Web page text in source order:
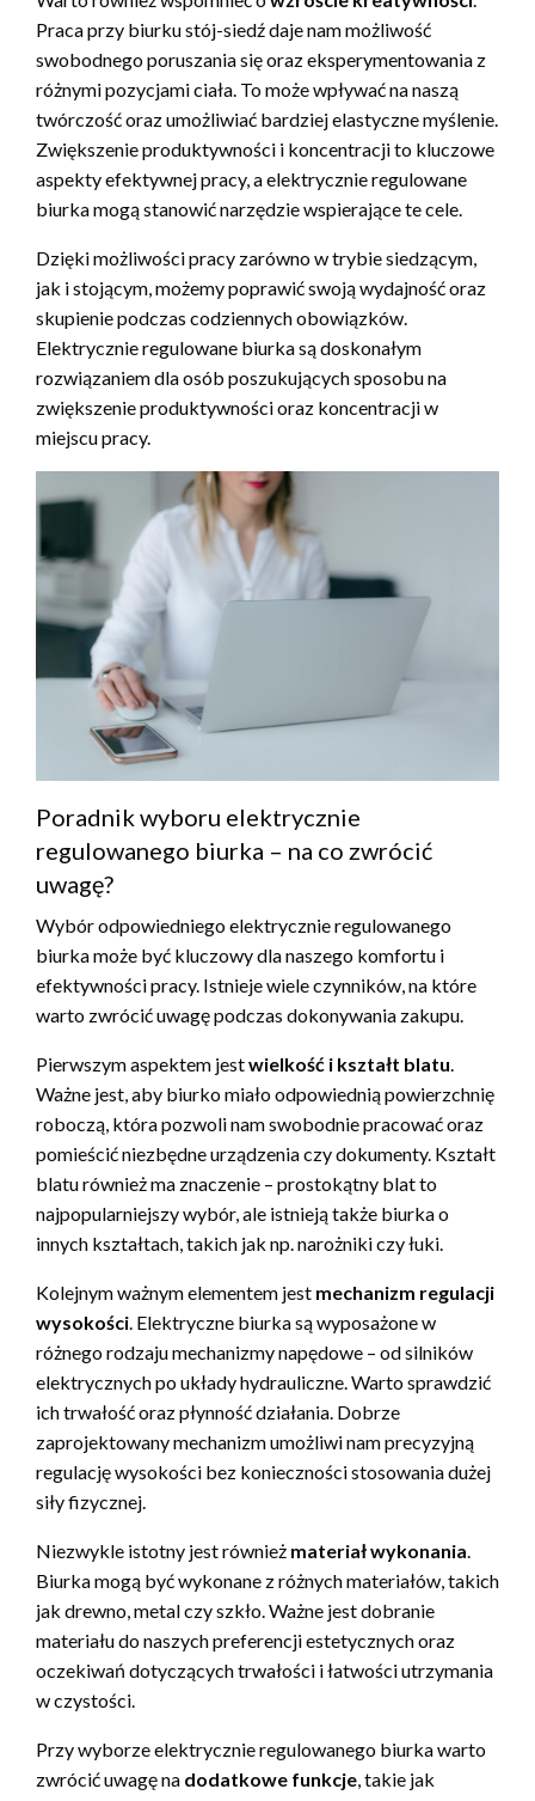
Praca przy biurku stój-siedź daje nam możliwość
swobodnego poruszania się oraz eksperymentowania z
różnymi pozycjami ciała. To może wpływać na naszą
twórczość oraz umożliwiać bardziej elastyczne myślenie.
Zwiększenie produktywności i koncentracji to kluczowe
aspekty efektywnej pracy, a elektrycznie regulowane
biurka mogą stanowić narzędzie wspierające te cele.
Dzięki możliwości pracy zarówno w trybie siedzącym,
jak i stojącym, możemy poprawić swoją wydajność oraz
skupienie podczas codziennych obowiązków.
Elektrycznie regulowane biurka są doskonałym
rozwiązaniem dla osób poszukujących sposobu na
zwiększenie produktywności oraz koncentracji w
miejscu pracy.
Poradnik wyboru elektrycznie
regulowanego biurka – na co zwrócić
uwagę?
Wybór odpowiedniego elektrycznie regulowanego
biurka może być kluczowy dla naszego komfortu i
efektywności pracy. Istnieje wiele czynników, na które
warto zwrócić uwagę podczas dokonywania zakupu.
Pierwszym aspektem jestwielkość i kształt blatu
Ważne jest, aby biurko miało odpowiednią powierzchnię
roboczą, która pozwoli nam swobodnie pracować oraz
pomieścić niezbędne urządzenia czy dokumenty. Kształt
blatu również ma znaczenie – prostokątny blat to
najpopularniejszy wybór, ale istnieją także biurka o
innych kształtach, takich jak np. narożniki czy łuki.
Kolejnym ważnym elementem jest mechanizm regulacji
wysokości . Elektryczne biurka są wyposażone w
różnego rodzaju mechanizmy napędowe – od silników
elektrycznych po układy hydrauliczne. Warto sprawdzić
ich trwałość oraz płynność działania. Dobrze
zaprojektowany mechanizm umożliwi nam precyzyjną
regulację wysokości bez konieczności stosowania dużej
siły fizycznej.
Niezwykle istotny jest również materiał wykonania
Biurka mogą być wykonane z różnych materiałów, takich
jak drewno, metal czy szkło. Ważne jest dobranie
materiału do naszych preferencji estetycznych oraz
oczekiwań dotyczących trwałości i łatwości utrzymania
w czystości.
Przy wyborze elektrycznie regulowanego biurka warto
zwrócić uwagę na dodatkowe funkcje , takie jak